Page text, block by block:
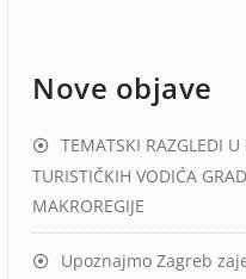
Nove objave
TEMATSKI RAZGLEDI
TURISTIČKIH VODIĆA
MAKROREGIJE
Upoznajmo Zagreb